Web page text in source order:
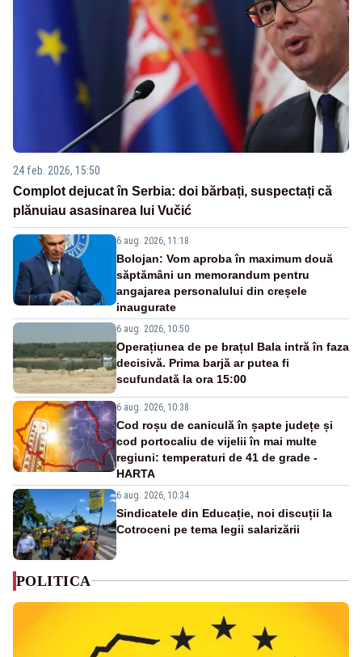
24 feb. 2026, 15:50
Complot dejucat în Serbia: doi bărbați, suspectați că
plănuiau asasinarea lui Vučić
6 aug. 2026, 11:18
Bolojan: Vom aproba în maximum două
săptămâni un memorandum pentru
angajarea personalului din creșele
inaugurate
6 aug. 2026, 10:50
Operațiunea de pe brațul Bala intră în faza
decisivă. Prima barjă ar putea fi
scufundată la ora 15:00
6 aug. 2026, 10:38
Cod roșu de caniculă în șapte județe și
cod portocaliu de vijelii în mai multe
regiuni: temperaturi de 41 de grade -
HARTA
6 aug. 2026, 10:34
Sindicatele din Educație, noi discuții la
Cotroceni pe tema legii salarizării
POLITICA